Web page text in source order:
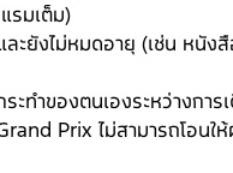
รมเต็ม)
ะยังไม่หมดอายุ (เช่น หนั
ทำของตนเองระหว่างกา
Prix ไม่สามารถโอน